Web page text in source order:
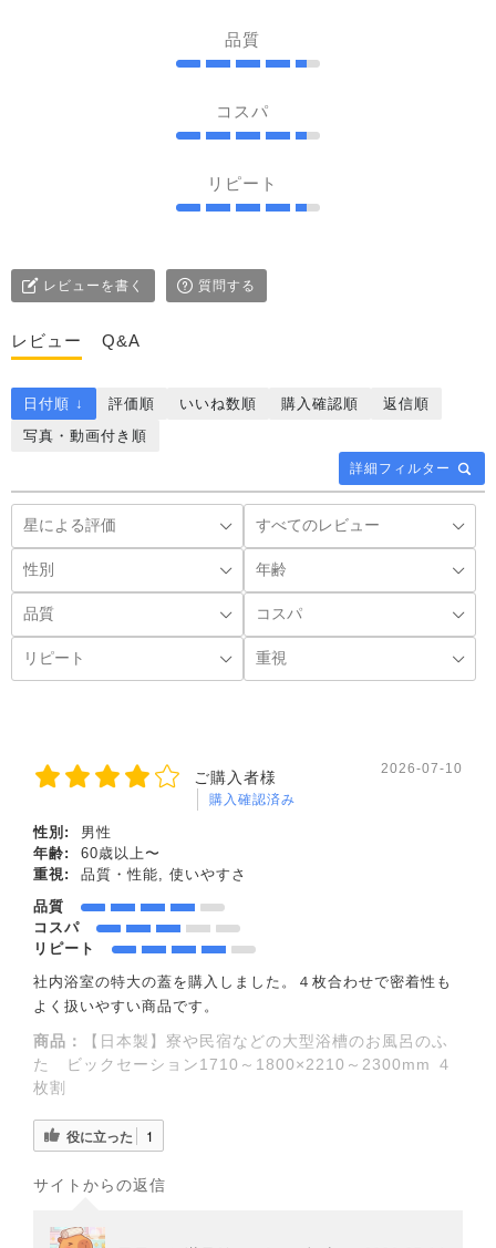
品質
コスパ
リピート
レビューを書く 質問する
レビュー Q&A
詳細フィルター
日付順 ↓ 評価順 いいね数順 購入確認順
返信順
写真・動画付き順
ご購入者様
購入確認済み
2026-07-10
性別:
男性
年齢:
60歳以上〜
重視:
品質・性能, 使いやすさ
品質
コスパ
リピート
社内浴室の特大の蓋を購入しました。４枚合わせで密着性も
よく扱いやすい商品です。
商品：
【日本製】寮や民宿などの大型浴槽のお風呂のふ
た ビックセーション1710～1800×2210～2300mm ４
枚割
役に立った 1
サイトからの返信